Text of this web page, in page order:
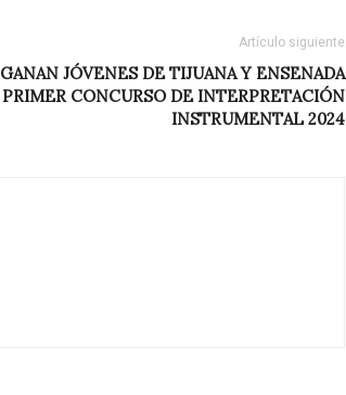
Artículo siguiente
GANAN JÓVENES DE TIJUANA Y ENSENADA
PRIMER CONCURSO DE INTERPRETACIÓN
INSTRUMENTAL 2024